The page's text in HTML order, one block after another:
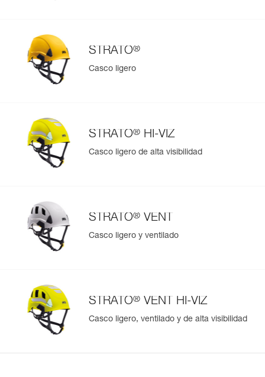
STRATO®
Casco ligero
STRATO® HI-VIZ
Casco ligero de alta visibilidad
STRATO® VENT
Casco ligero y ventilado
STRATO® VENT HI-VIZ
Casco ligero, ventilado y de alta visibilidad